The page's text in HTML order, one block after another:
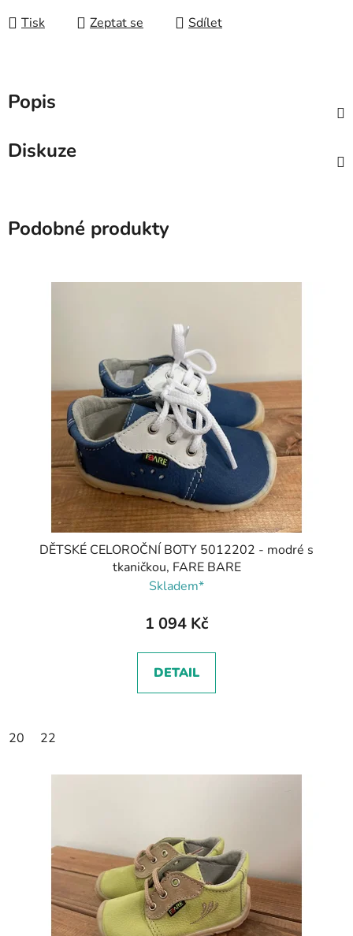
Tisk Zeptat se Sdílet
Popis
Diskuze
Podobné produkty
DĚTSKÉ CELOROČNÍ BOTY 5012202 - modré s
tkaničkou, FARE BARE
Skladem*
1 094 Kč
DETAIL
20 22